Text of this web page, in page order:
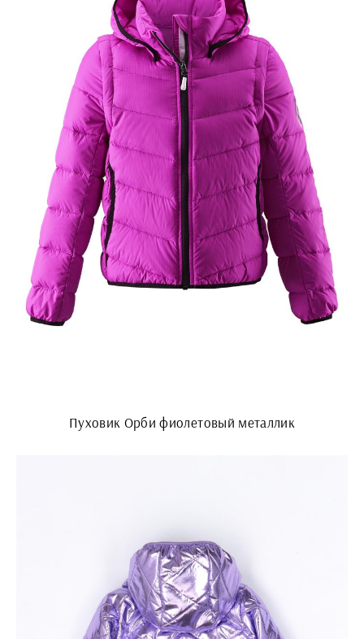
Пуховик Орби фиолетовый металлик